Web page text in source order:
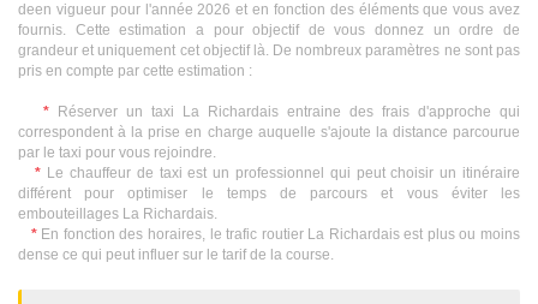
deen vigueur pour l'année 2026 et en fonction des éléments que vous avez
fournis. Cette estimation a pour objectif de vous donnez un ordre de
grandeur et uniquement cet objectif là. De nombreux paramètres ne sont pas
pris en compte par cette estimation :
* Réserver un taxi La Richardais entraine des frais d'approche qui
correspondent à la prise en charge auquelle s'ajoute la distance parcourue
par le taxi pour vous rejoindre.
* Le chauffeur de taxi est un professionnel qui peut choisir un itinéraire
différent pour optimiser le temps de parcours et vous éviter les
embouteillages La Richardais.
*En fonction des horaires, le trafic routier La Richardais est plus ou moins
dense ce qui peut influer sur le tarif de la course.